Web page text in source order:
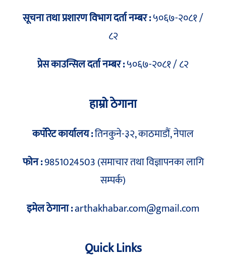
सूचना तथा प्रशारण विभाग दर्ता नम्बर :५०६७-२०८१ /
८२
प्रेस काउन्सिल दर्ता नम्बर :५०६७-२०८१ / ८२
हाम्रो ठेगाना
कर्पोरेट कार्यालय :तिनकुने-३२, काठमाडौं, नेपाल
फोन :9851024503 (समाचार तथा विज्ञापनका लागि
सम्पर्क)
इमेल ठेगाना :arthakhabar.com@gmail.com
Quick Links